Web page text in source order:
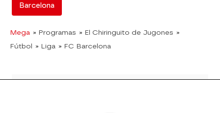
Barcelona
Mega » Programas » El Chiringuito de Jugones »
Fútbol » Liga » FC Barcelona